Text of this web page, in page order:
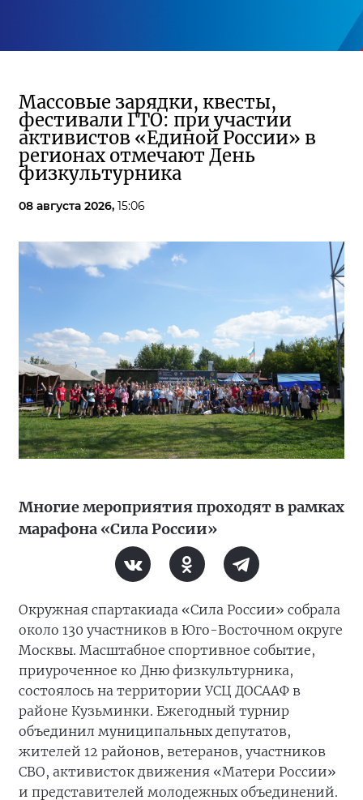
Массовые зарядки, квесты,
фестивали ГТО: при участии
активистов «Единой России» в
регионах отмечают День
физкультурника
08 августа 2026, 15:06
Многие мероприятия проходят в рамках
марафона «Сила России»
Окружная спартакиада «Сила России» собрала
около 130 участников в Юго-Восточном округе
Москвы. Масштабное спортивное событие,
приуроченное ко Дню физкультурника,
состоялось на территории УСЦ ДОСААФ в
районе Кузьминки. Ежегодный турнир
объединил муниципальных депутатов,
жителей 12 районов, ветеранов, участников
СВО, активисток движения «Матери России»
и представителей молодежных объединений.